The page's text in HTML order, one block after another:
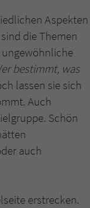
Aspekten
die Themen
bestimmt, was
lassen sie sich
Auch
Schön
auch
erstrecken.